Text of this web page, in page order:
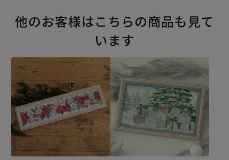
他のお客様はこちらの商品も見て
います